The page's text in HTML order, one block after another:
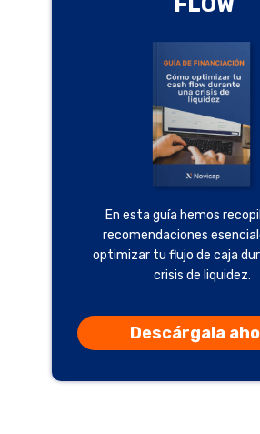
En esta guía hemos
recomendaciones
optimizar tu flujo de caja
crisis de liquidez.
Descárgala